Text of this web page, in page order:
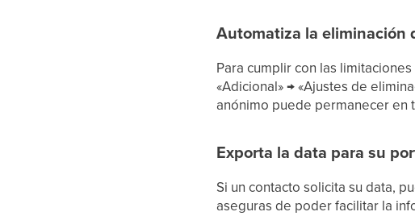
Automatiza la eliminación
Para cumplir con las
«Adicional» → «Ajustes de
anónimo puede permanecer en
Exporta la data para su
Si un contacto solicita su data,
aseguras de poder facilitar la